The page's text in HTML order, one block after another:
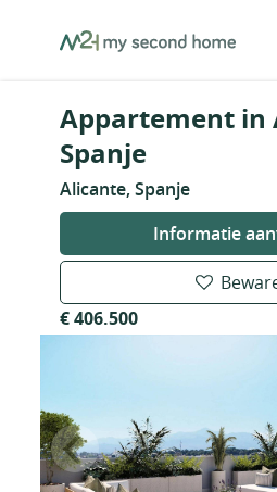
MySecondHome
Appartement in
Spanje
Alicante, Spanje
Informatie
€ 406.500